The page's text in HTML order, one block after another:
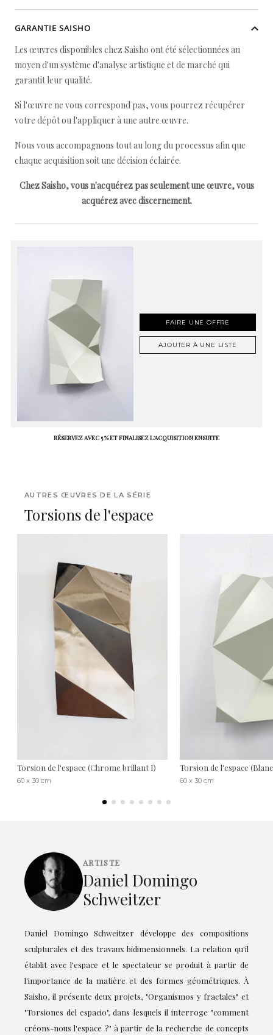
GARANTIE SAISHO
Les œuvres disponibles chez Saisho ont été sélectionnées au
moyen d'un système d'analyse artistique et de marché qui
garantit leur qualité.
Si l'œuvre ne vous correspond pas, vous pourrez récupérer
votre dépôt ou l'appliquer à une autre œuvre.
Nous vous accompagnons tout au long du processus afin que
chaque acquisition soit une décision éclairée.
Chez Saisho, vous n'acquérez pas seulement une œuvre, vous
acquérez avec discernement.
FAIRE UNE OFFRE
AJOUTER À UNE LISTE
RÉSERVEZ AVEC 5 % ET FINALISEZ L'ACQUISITION ENSUITE
AUTRES ŒUVRES DE LA SÉRIE
Torsions de l'espace
Torsion de l'espace (Chrome brillant I)
60 x 30 cm
Torsion de l'espace
60 x 30 cm
ARTISTE
Daniel Domingo
Schweitzer
Daniel Domingo Schweitzer développe des compositions
sculpturales et des travaux bidimensionnels. La relation qu'il
établit avec l'espace et le spectateur se produit à partir de
l'importance de la matière et des formes géométriques. À
Saisho, il présente deux projets, "Organismos y fractales" et
"Torsiones del espacio", dans lesquels il interroge "comment
créons-nous l'espace ?" à partir de la recherche de concepts